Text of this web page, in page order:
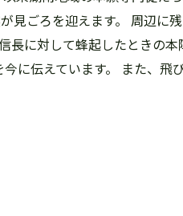
見ごろを迎えます。 周辺に
長に対して蜂起したときの
に伝えています。 また、飛